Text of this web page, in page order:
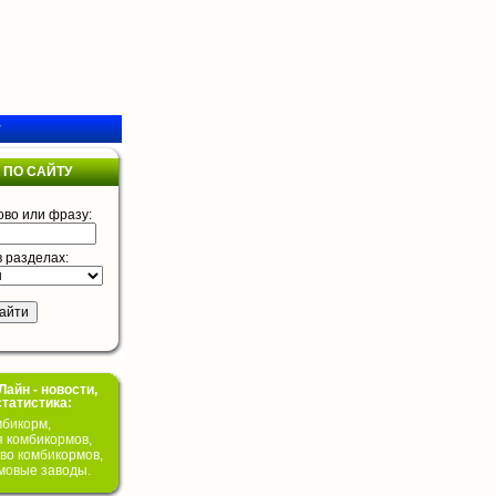
САЙТУ
или фразу:
разделах:
- новости,
комбикормов,
комбикормов,
заводы.